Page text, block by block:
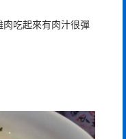
吃起來有肉汁很彈